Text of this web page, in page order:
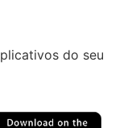
do seu